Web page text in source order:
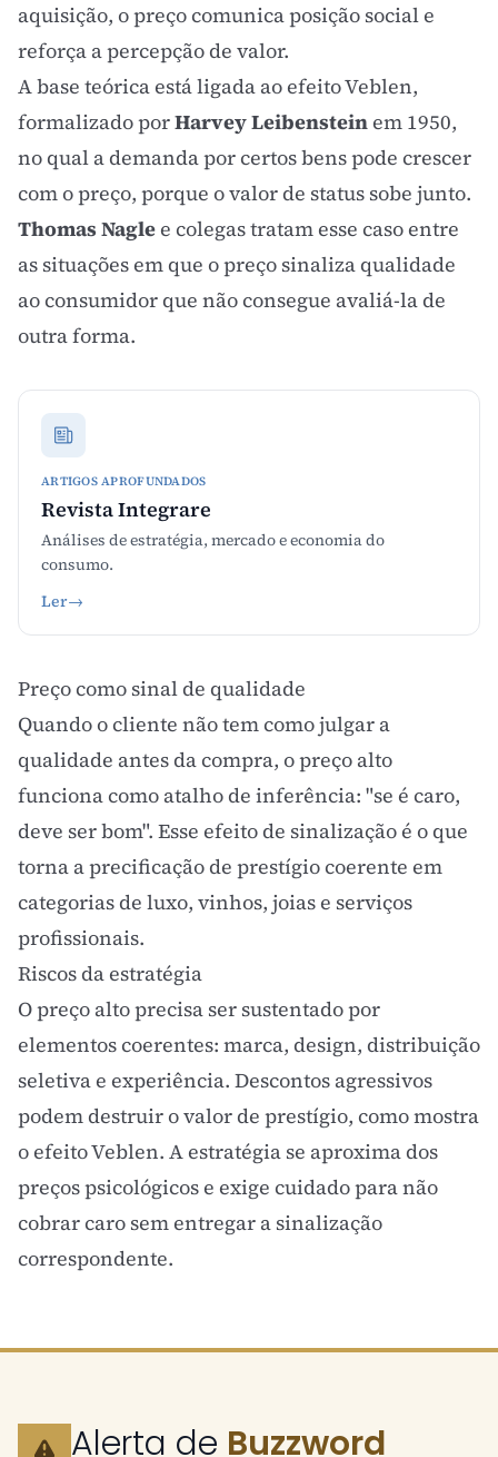
aquisição, o preço comunica posição social e
reforça a percepção de valor.
A base teórica está ligada aoefeito Veblen,
formalizado porHarvey Leibensteinem 1950,
no qual a demanda por certos bens pode crescer
com o preço, porque o valor de status sobe junto.
Thomas Naglee colegas tratam esse caso entre
as situações em que o preço sinaliza qualidade
ao consumidor que não consegue avaliá-la de
outra forma.
ARTIGOS APROFUNDADOS
Revista Integrare
Análises de estratégia, mercado e economia do
consumo.
Ler→
Preço como sinal de qualidade
Quando o cliente não tem como julgar a
qualidade antes da compra, o preço alto
funciona como atalho de inferência: "se é caro,
deve ser bom". Esse efeito de sinalização é o que
torna a precificação de prestígio coerente em
categorias de luxo, vinhos, joias e serviços
profissionais.
Riscos da estratégia
O preço alto precisa ser sustentado por
elementos coerentes: marca, design, distribuição
seletiva e experiência. Descontos agressivos
podem destruir o valor de prestígio, como mostra
oefeito Veblen. A estratégia se aproxima dos
preços psicológicose exige cuidado para não
cobrar caro sem entregar a sinalização
correspondente.
Alerta de Buzzword